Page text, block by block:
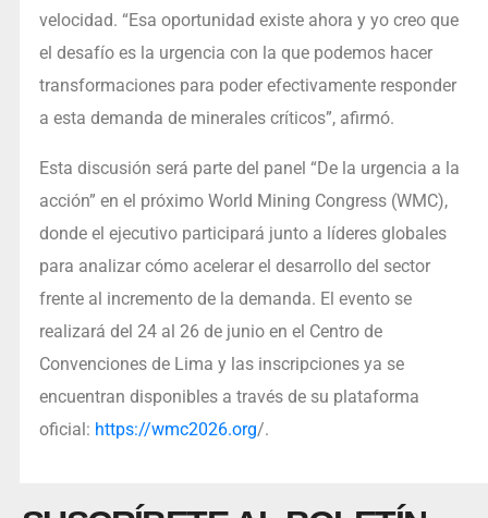
velocidad. “Esa oportunidad existe ahora y yo creo que
el desafío es la urgencia con la que podemos hacer
transformaciones para poder efectivamente responder
a esta demanda de minerales críticos”, afirmó.
Esta discusión será parte del panel “De la urgencia a la
acción” en el próximo World Mining Congress (WMC),
donde el ejecutivo participará junto a líderes globales
para analizar cómo acelerar el desarrollo del sector
frente al incremento de la demanda. El evento se
realizará del 24 al 26 de junio en el Centro de
Convenciones de Lima y las inscripciones ya se
encuentran disponibles a través de su plataforma
oficial: https://wmc2026.org/.